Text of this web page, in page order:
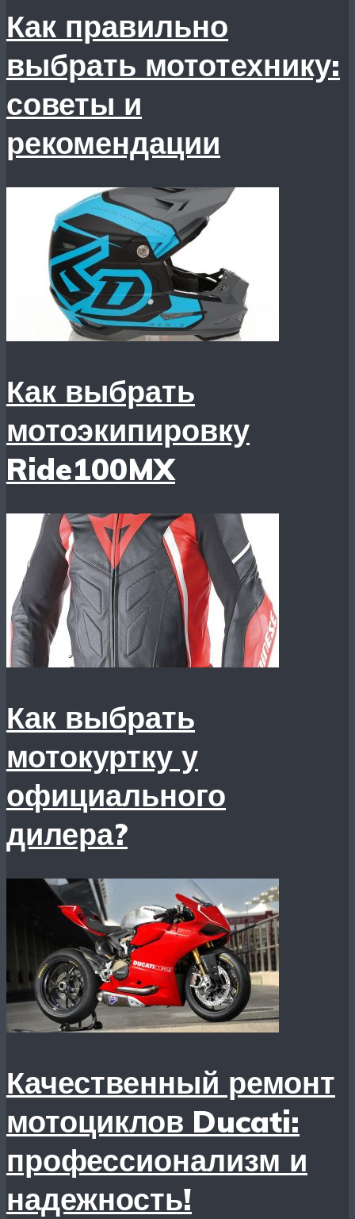
Как правильно
выбрать мототехнику:
советы и
рекомендации
Как выбрать
мотоэкипировку
Ride100MX
Как выбрать
мотокуртку у
официального
дилера?
Качественный ремонт
мотоциклов Ducati:
профессионализм и
надежность!